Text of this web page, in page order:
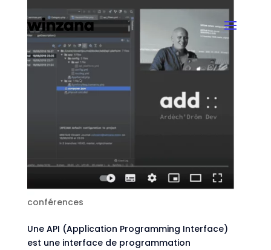
Vincent Journel vous présente comment
créer des API de qualité avec API Platform
parAstrid Van Hal|Déc 22, 2025|Streams et
conférences
Une API (Application Programming Interface)
est une interface de programmation